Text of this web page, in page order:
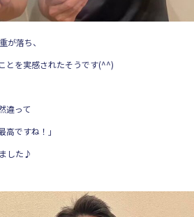
が落ち、
とを実感されたそうです(^^)
違って
高ですね！」
した♪